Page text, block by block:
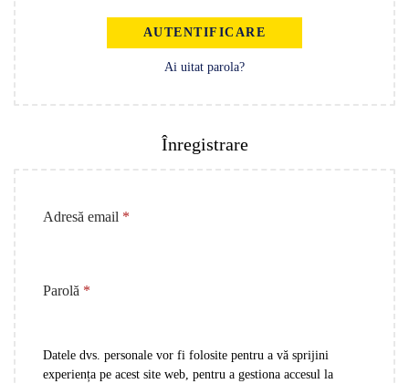
AUTENTIFICARE
Ai uitat parola?
Înregistrare
Adresă email *
Parolă *
Datele dvs. personale vor fi folosite pentru a vă sprijini
experiența pe acest site web, pentru a gestiona accesul la